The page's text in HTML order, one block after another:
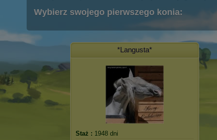
Wybierz swojego pierwszego konia:
*Langusta*
Staż : 1948 dni